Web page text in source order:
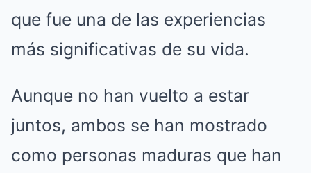
que fue una de las experiencias
más significativas de su vida.
Aunque no han vuelto a estar
juntos, ambos se han mostrado
como personas maduras que han